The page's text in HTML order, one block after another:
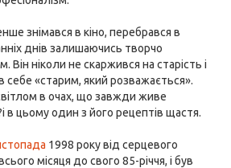
знімався в кіно, перебрався в
днів залишаючись творчо
ніколи не скаржився на старість і
себе «старим, який розважається».
в очах, що завжди живе
в цьому один з його рецептів щастя.
1998 року від серцевого
місяця до свого 85-річчя, і був